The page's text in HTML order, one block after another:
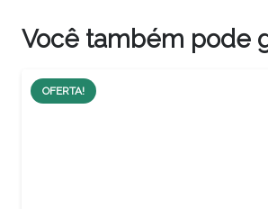
Você também pode
OFERTA!